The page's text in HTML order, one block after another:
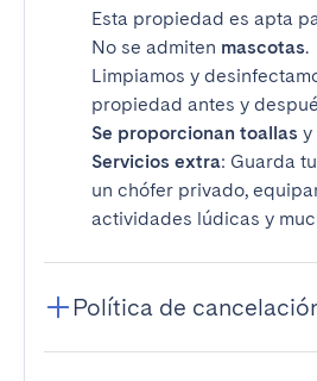
Esta propiedad es apta
No se admiten mascotas.
Limpiamos y
propiedad antes y
Se proporcionan toallas y
Servicios extra: Guarda
un chófer privado,
actividades lúdicas y
Política de